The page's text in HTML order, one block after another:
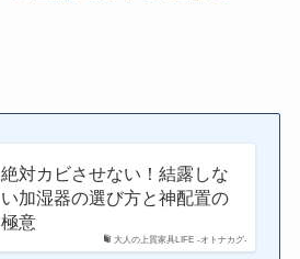
大人の上質家具LIFE -オトナカグ-
絶対カビさせない！結露しな
い加湿器の選び方と神配置の
極意